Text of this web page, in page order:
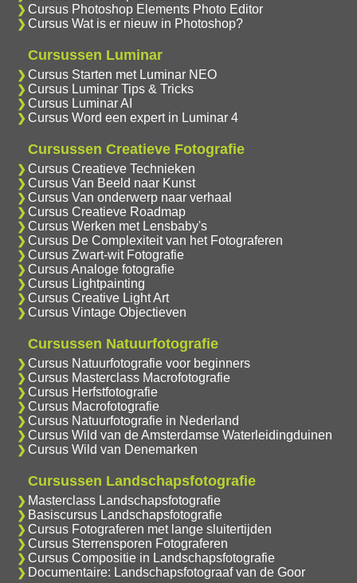
Cursus Photoshop Elements Photo Editor
Cursus Wat is er nieuw in Photoshop?
Cursussen Luminar
Cursus Starten met Luminar NEO
Cursus Luminar Tips & Tricks
Cursus Luminar AI
Cursus Word een expert in Luminar 4
Cursussen Creatieve Fotografie
Cursus Creatieve Technieken
Cursus Van Beeld naar Kunst
Cursus Van onderwerp naar verhaal
Cursus Creatieve Roadmap
Cursus Werken met Lensbaby's
Cursus De Complexiteit van het Fotograferen
Cursus Zwart-wit Fotografie
Cursus Analoge fotografie
Cursus Lightpainting
Cursus Creative Light Art
Cursus Vintage Objectieven
Cursussen Natuurfotografie
Cursus Natuurfotografie voor beginners
Cursus Masterclass Macrofotografie
Cursus Herfstfotografie
Cursus Macrofotografie
Cursus Natuurfotografie in Nederland
Cursus Wild van de Amsterdamse Waterleidingduinen
Cursus Wild van Denemarken
Cursussen Landschapsfotografie
Masterclass Landschapsfotografie
Basiscursus Landschapsfotografie
Cursus Fotograferen met lange sluitertijden
Cursus Sterrensporen Fotograferen
Cursus Compositie in Landschapsfotografie
Documentaire: Landschapsfotograaf van de Goor